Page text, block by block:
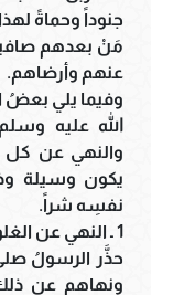
جنوداً وحماةً
مَنْ بعدهم
عنهم وأرضاهم.
وفيما يلي بعضُ
الله عليه
والنهي عن كل
يكون وسيلة
نفسِه شراً.
1 ـ النهي عن الغلو والإطراء:
حذَّر الرسولُ
ونهاهم عن